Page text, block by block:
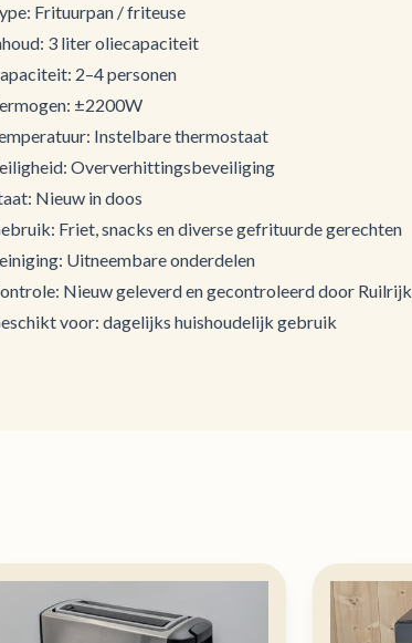
Frituurpan / friteuse
3 liter oliecapaciteit
2–4 personen
±2200W
Instelbare thermostaat
Oververhittingsbeveiliging
Nieuw in doos
Friet, snacks en diverse gefrituurde gerechten
Uitneembare onderdelen
Nieuw geleverd en gecontroleerd door Ruilrijk
voor: dagelijks huishoudelijk gebruik